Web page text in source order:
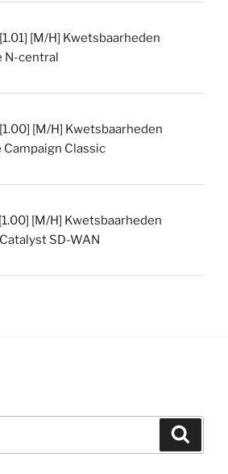
[M/H] Kwetsbaarheden
N-central
[M/H] Kwetsbaarheden
Classic
[M/H] Kwetsbaarheden
SD-WAN